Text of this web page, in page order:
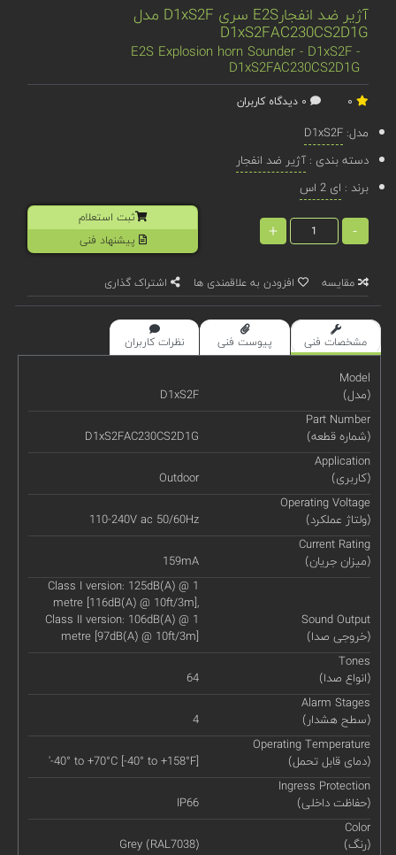
آژیر ضد انفجارE2S سری D1xS2F مدل
D1xS2FAC230CS2D1G
E2S Explosion horn Sounder - D1xS2F -
D1xS2FAC230CS2D1G
مدل:D1xS2F
دسته بندی :آژیر ضد انفجار
برند : ای 2 اس
-
+
ثبت استعلام
پیشنهاد فنی
مقایسه افزودن به علاقمندی ها اشتراک گذاری
مشخصات فنی پیوست فنی نظرات کاربران
Model
(مدل)
D1xS2F
Part Number
(شماره قطعه)
D1xS2FAC230CS2D1G
Application
(کاربری)
Outdoor
Operating Voltage
(ولتاژ عملکرد)
110-240V ac 50/60Hz
Current Rating
(میزان جریان)
159mA
Sound Output
(خروجی صدا)
Class I version: 125dB(A) @ 1
metre [116dB(A) @ 10ft/3m],
Class II version: 106dB(A) @ 1
metre [97dB(A) @ 10ft/3m]
Tones
(انواع صدا)
64
Alarm Stages
(سطح هشدار)
4
Operating Temperature
(دمای قابل تحمل)
'-40° to +70°C [-40° to +158°F]
Ingress Protection
(حفاظت داخلی)
IP66
Color
(رنگ)
Grey (RAL7038)